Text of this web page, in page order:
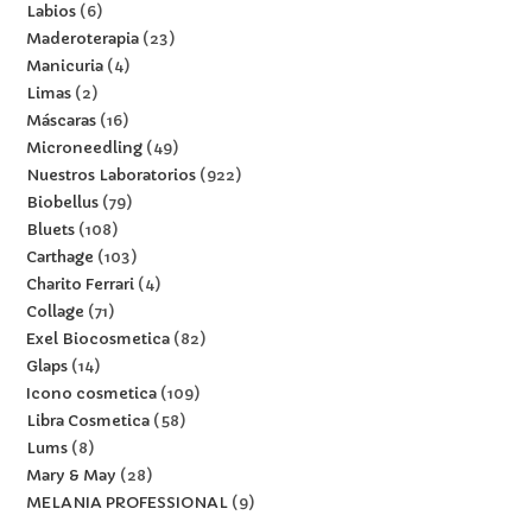
Labios 6
Maderoterapia 23
Manicuria 4
Limas 2
Máscaras 16
Microneedling 49
Nuestros Laboratorios 922
Biobellus 79
Bluets 108
Carthage
103
Charito Ferrari 4
Collage
71
Exel Biocosmetica 82
Glaps 14
Icono cosmetica 109
Libra Cosmetica 58
Lums 8
Mary & May
28
MELANIA PROFESSIONAL 9